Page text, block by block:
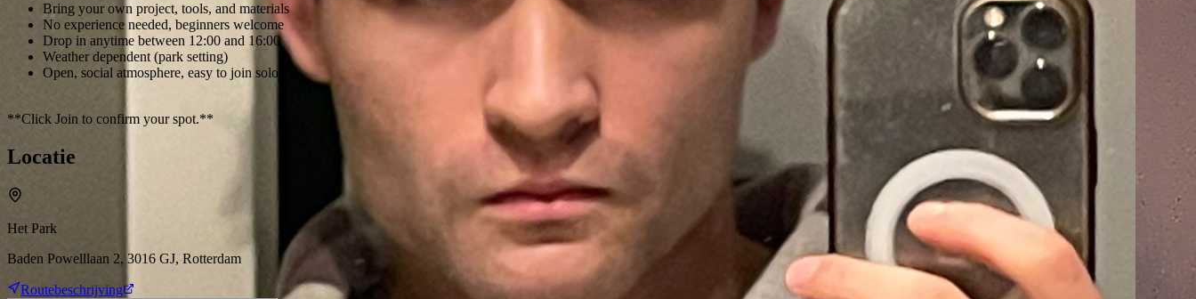
Bring your own project, tools, and materials
No experience needed, beginners welcome
Drop in anytime between 12:00 and 16:00
Weather dependent (park setting)
Open, social atmosphere, easy to join solo
**Click Join to confirm your spot.**
Locatie
Het Park
Baden Powelllaan 2, 3016 GJ, Rotterdam
Routebeschrijving